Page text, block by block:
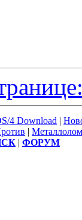
4 Download |
| Металлолом
| ФОРУМ